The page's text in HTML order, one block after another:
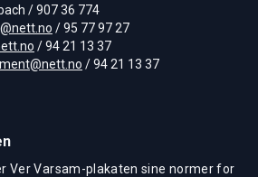
/ 907 36 774
/ 95 77 97 27
/ 94 21 13 37
/ 94 21 13 37
Ver Varsam-plakaten sine normer for